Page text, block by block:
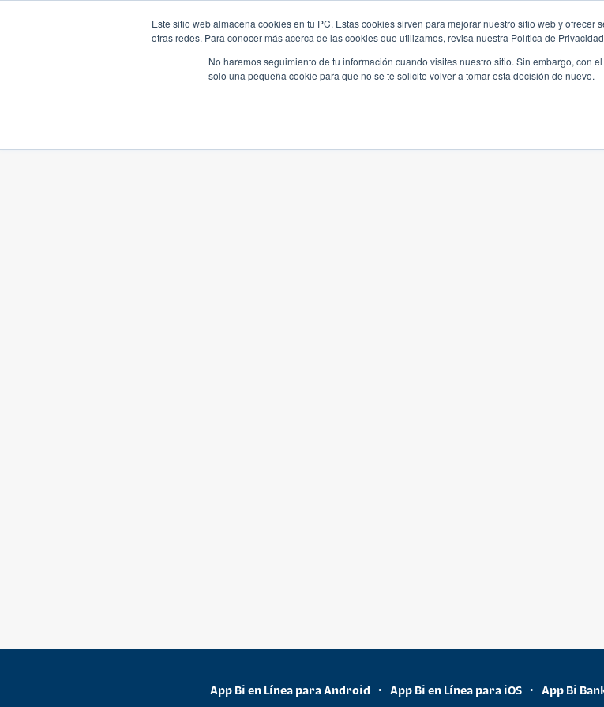
Este sitio web almacena cookies en tu PC. Estas cookies sirven para mejorar nuestro sitio web y
otras redes. Para conocer más acerca de las cookies que utilizamos, revisa nuestra Política de
No haremos seguimiento de tu información cuando visites nuestro sitio. Sin embargo, con
solo una pequeña cookie para que no se te solicite volver a tomar esta decisión de nuevo.
App Bi en Línea para Android • App Bi en Línea para iOS • App Bi